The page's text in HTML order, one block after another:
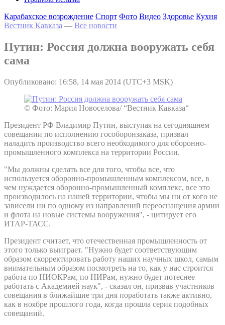
Карабахское возрождение Спорт Фото Видео Здоровье Кухня
Вестник Кавказа — Все новости
Путин: Россия должна вооружать себя
сама
Опубликовано: 16:58, 14 мая 2014 (UTC+3 MSK)
© Фото: Мария Новоселова/ “Вестник Кавказа“
Президент РФ Владимир Путин, выступая на сегодняшнем
совещании по исполнению гособоронзаказа, призвал
наладить производство всего необходимого для оборонно-
промышленного комплекса на территории России.
"Мы должны сделать все для того, чтобы все, что
используется оборонно-промышленным комплексом, все, в
чем нуждается оборонно-промышленный комплекс, все это
производилось на нашей территории, чтобы мы ни от кого не
зависели ни по одному из направлений переоснащения армии
и флота на новые системы вооружения", - цитирует его
ИТАР-ТАСС.
Президент считает, что отечественная промышленность от
этого только выиграет. "Нужно будет соответствующим
образом скорректировать работу наших научных школ, самым
внимательным образом посмотреть на то, как у нас строится
работа по НИОКРам, по НИРам, нужно будет потеснее
работать с Академией наук", - сказал он, призвав участников
совещания в ближайшие три дня поработать также активно,
как в ноябре прошлого года, когда прошла серия подобных
совещаний.